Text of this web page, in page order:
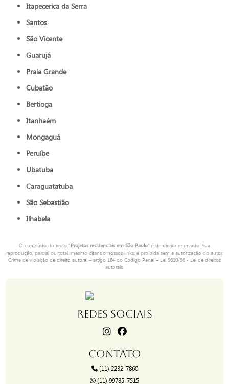
Itapecerica da Serra
Santos
São Vicente
Guarujá
Praia Grande
Cubatão
Bertioga
Itanhaém
Mongaguá
Peruíbe
Ubatuba
Caraguatatuba
São Sebastião
Ilhabela
O conteúdo do texto "Projetos residenciais em São Paulo" é de direito reservado. Sua
reprodução, parcial ou total, mesmo citando nossos links, é proibida sem a autorização do autor.
Crime de violação de direito autoral – artigo 184 do Código Penal – Lei 9610/98 - Lei de direitos
autorais.
REDES SOCIAIS
CONTATO
(11) 2232-7860
(11) 99785-7515